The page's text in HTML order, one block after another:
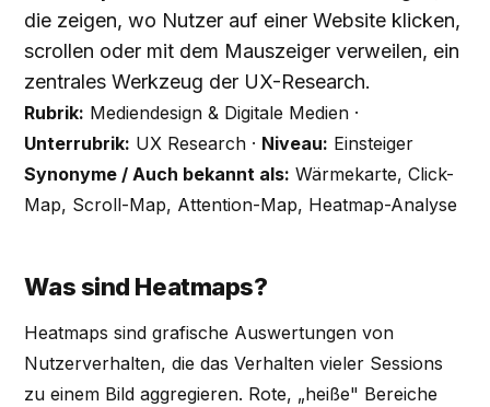
die zeigen, wo Nutzer auf einer Website klicken,
scrollen oder mit dem Mauszeiger verweilen, ein
zentrales Werkzeug der UX-Research.
Rubrik: Mediendesign & Digitale Medien ·
Unterrubrik: UX Research · Niveau: Einsteiger
Synonyme / Auch bekannt als: Wärmekarte, Click-
Map, Scroll-Map, Attention-Map, Heatmap-Analyse
Was sind Heatmaps?
Heatmaps sind grafische Auswertungen von
Nutzerverhalten, die das Verhalten vieler Sessions
zu einem Bild aggregieren. Rote, „heiße" Bereiche